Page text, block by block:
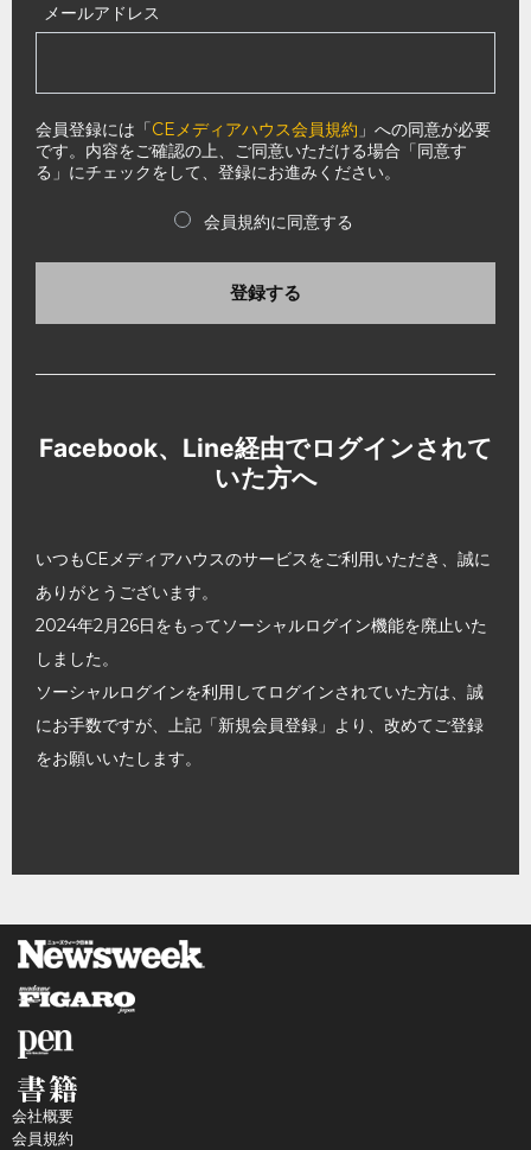
メールアドレス
会員登録には「CEメディアハウス会員規約 」への同意が必要
です。内容をご確認の上、ご同意いただける場合「同意す
る」にチェックをして、登録にお進みください。
会員規約に同意する
登録する
Facebook、Line経由でログインされて
いた方へ
いつもCEメディアハウスのサービスをご利用いただき、誠に
ありがとうございます。
2024年2月26日をもってソーシャルログイン機能を廃止いた
しました。
ソーシャルログインを利用してログインされていた方は、誠
にお手数ですが、上記「新規会員登録」より、改めてご登録
をお願いいたします。
会社概要
会員規約